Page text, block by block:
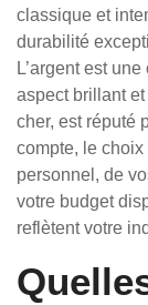
classique et
durabilité
L’argent est
aspect brillant
cher, est réputé
compte, le
personnel, de
votre budget
reflètent votre